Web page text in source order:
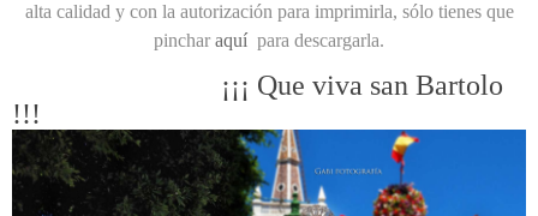
alta calidad y con la autorización para imprimirla, sólo tienes que
pinchar aquí para descargarla.
¡¡¡ Que viva san Bartolo
!!!